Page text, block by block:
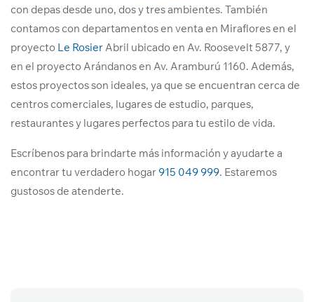
con depas desde uno, dos y tres ambientes. También
contamos con departamentos en venta en Miraflores en el
proyecto Le RosierAbril ubicado en Av. Roosevelt 5877, y
en el proyecto Arándanos en Av. Aramburú 1160. Además,
estos proyectos son ideales, ya que se encuentran cerca de
centros comerciales, lugares de estudio, parques,
restaurantes y lugares perfectos para tu estilo de vida.
Escríbenos para brindarte más información y ayudarte a
encontrar tu verdadero hogar 915 049 999. Estaremos
gustosos de atenderte.